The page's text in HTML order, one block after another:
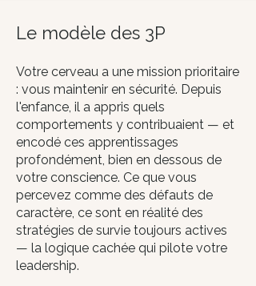
Le modèle des 3P
Votre cerveau a une mission prioritaire
: vous maintenir en sécurité. Depuis
l'enfance, il a appris quels
comportements y contribuaient — et
encodé ces apprentissages
profondément, bien en dessous de
votre conscience. Ce que vous
percevez comme des défauts de
caractère, ce sont en réalité des
stratégies de survie toujours actives
— la logique cachée qui pilote votre
leadership.